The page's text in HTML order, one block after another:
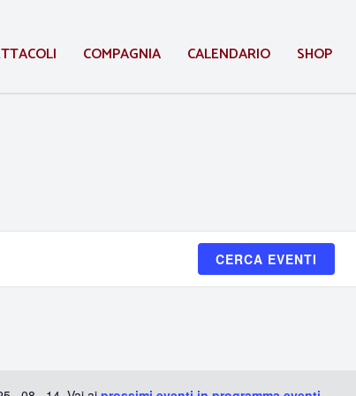
COMPAGNIA CALENDARIO SHOP
CERCA EVENTI